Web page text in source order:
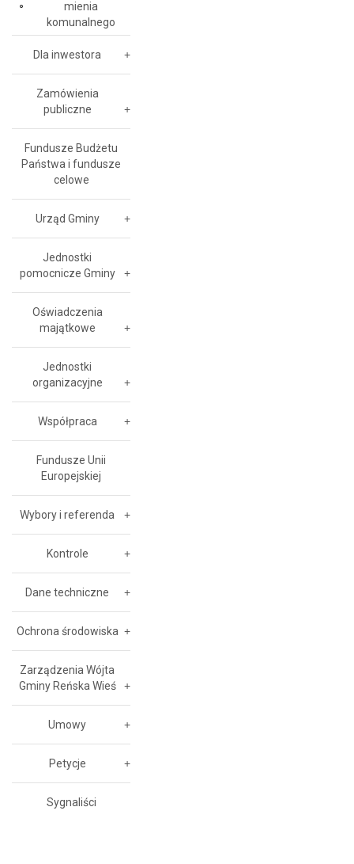
mienia
komunalnego
Dla inwestora
Zamówienia
publiczne
Fundusze Budżetu
Państwa i fundusze
celowe
Urząd Gminy
Jednostki
pomocnicze Gminy
Oświadczenia
majątkowe
Jednostki
organizacyjne
Współpraca
Fundusze Unii
Europejskiej
Wybory i referenda
Kontrole
Dane techniczne
Ochrona środowiska
Zarządzenia Wójta
Gminy Reńska Wieś
Umowy
Petycje
Sygnaliści